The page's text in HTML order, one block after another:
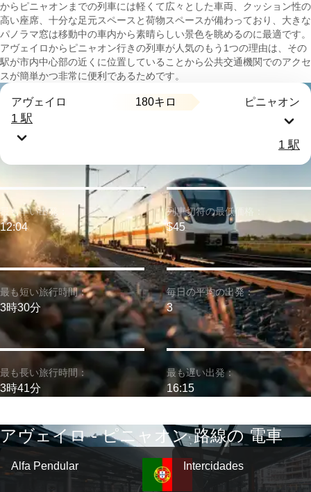
からピニャオンまでの列車には軽くて広々とした車両、クッション性の
高い座席、十分な足元スペースと荷物スペースが備わっており、大きな
パノラマ窓は移動中の車内から素晴らしい景色を眺めるのに最適です。
アヴェイロからピニャオン行きの列車が人気のもう1つの理由は、その
駅が市内中心部の近くに位置していることから公共交通機関でのアクセ
スが簡単かつ非常に便利であるためです。
アヴェイロ 180キロ ピニャオン
1 駅
1 駅
最も短い旅行時間：
3時30分
最も早い出発：
12:04
最も長い旅行時間：
3時41分
列車切符の最低価格：
$45
毎日の平均の出発：
3
最も遅い出発：
16:15
アヴェイロ - ピニャオン 路線の 電車
Alfa Pendular Intercidades